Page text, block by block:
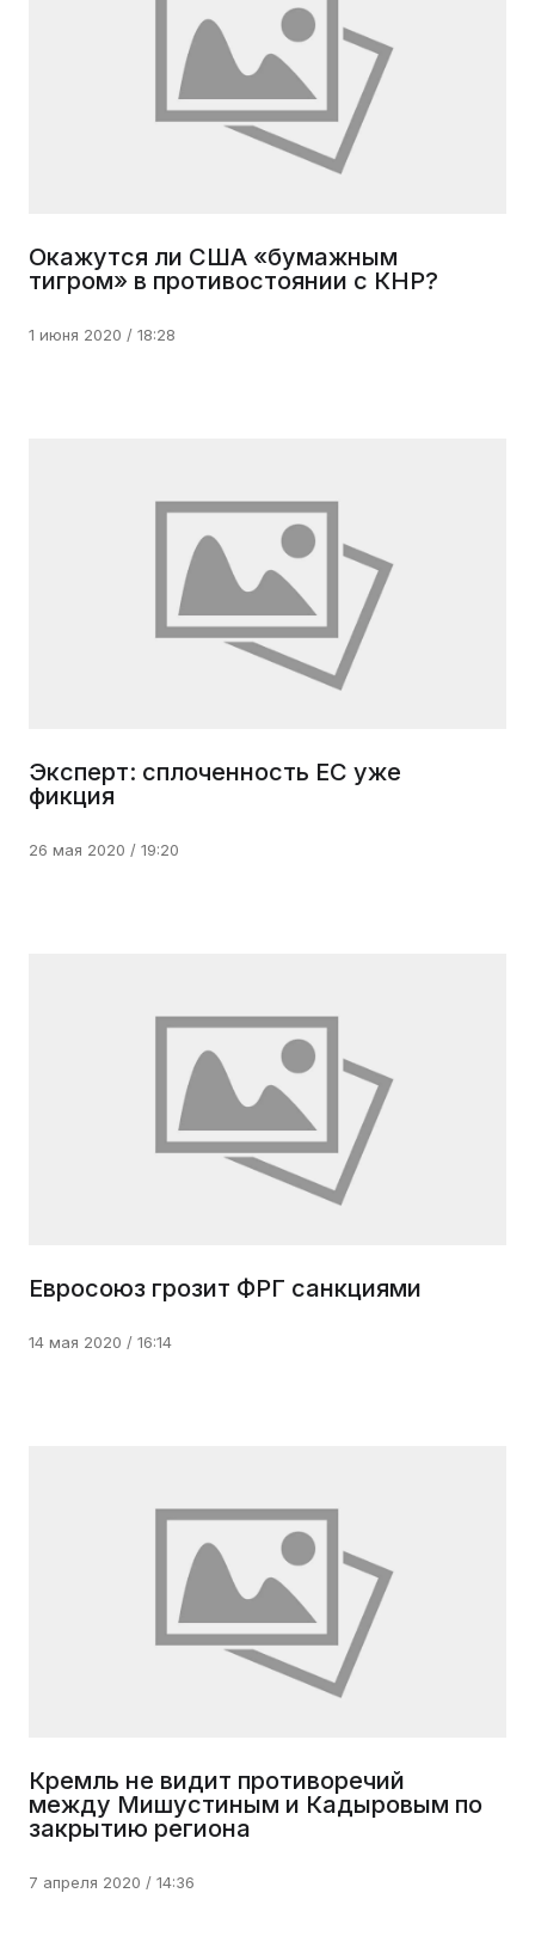
Окажутся ли США «бумажным
тигром» в противостоянии с КНР?
1 июня 2020 / 18:28
Эксперт: сплоченность ЕС уже
фикция
26 мая 2020 / 19:20
Евросоюз грозит ФРГ санкциями
14 мая 2020 / 16:14
Кремль не видит противоречий
между Мишустиным и Кадыровым по
закрытию региона
7 апреля 2020 / 14:36